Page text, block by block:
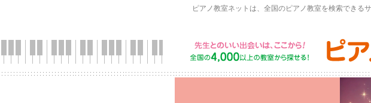
ピアノ教室ネットは、全国のピアノ教室を検索できる